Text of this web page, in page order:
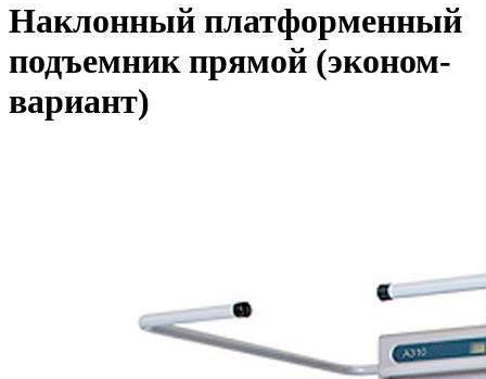
Наклонный платформенный
подъемник прямой (эконом-
вариант)